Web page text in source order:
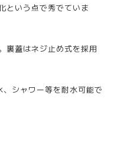
という点で秀でていま
裏蓋はネジ止め式を採用
シャワー等を耐水可能で